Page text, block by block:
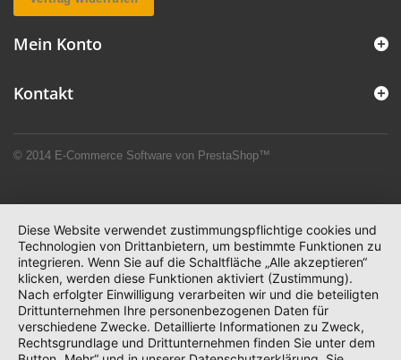
© 2014 E-Commerce Software von PrestaShop™
Mein Konto
Kontakt
Diese Website verwendet zustimmungspflichtige cookies und
Technologien von Drittanbietern, um bestimmte Funktionen zu
integrieren. Wenn Sie auf die Schaltfläche „Alle akzeptieren“
klicken, werden diese Funktionen aktiviert (Zustimmung).
Nach erfolgter Einwilligung verarbeiten wir und die beteiligten
Drittunternehmen Ihre personenbezogenen Daten für
verschiedene Zwecke. Detaillierte Informationen zu Zweck,
Rechtsgrundlage und Drittunternehmen finden Sie unter dem